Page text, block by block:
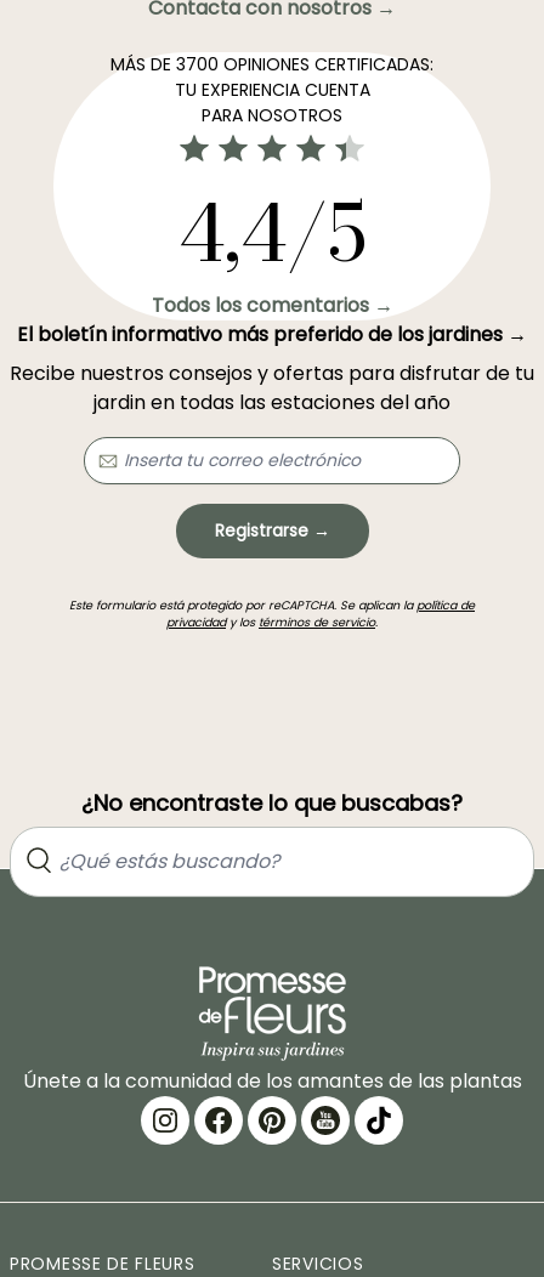
Contacta con nosotros →
MÁS DE 3700 OPINIONES CERTIFICADAS:
TU EXPERIENCIA CUENTA
PARA NOSOTROS
4,4/5
Todos los comentarios →
El boletín informativo más preferido de los jardines →
Recibe nuestros consejos y ofertas para disfrutar de tu
jardin en todas las estaciones del año
Registrarse →
Este formulario está protegido por reCAPTCHA. Se aplican la política de
privacidady los términos de servicio.
¿No encontraste lo que buscabas?
Únete a la comunidad de los amantes de las plantas
PROMESSE DE FLEURS SERVICIOS